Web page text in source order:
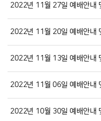
2022년 11월 27일 예배안내
2022년 11월 20일 예배안내
2022년 11월 13일 예배안내
2022년 11월 06일 예배안내
2022년 10월 30일 예배안내